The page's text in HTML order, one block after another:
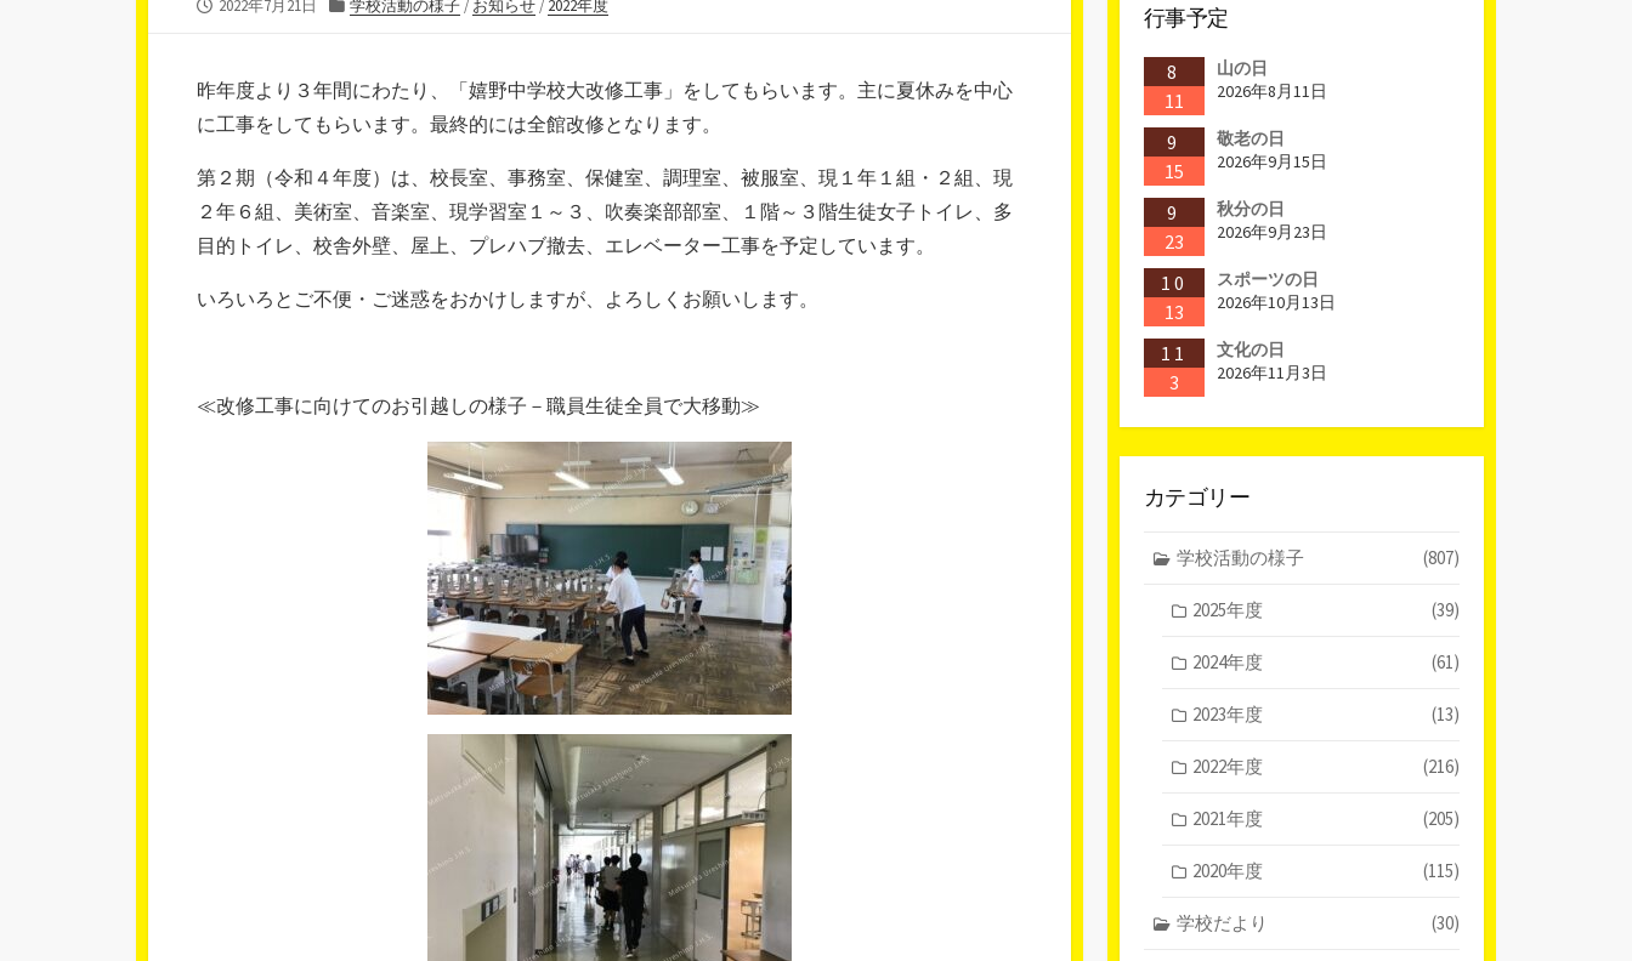
2022年7月21日
ー
学校活動の様子 /お知らせ /2022年度
昨年度より３年間にわたり、「嬉野中学校大改修工事」をしてもらいます。主に夏休みを中心
に工事をしてもらいます。最終的には全館改修となります。
第２期（令和４年度）は、校長室、事務室、保健室、調理室、被服室、現１年１組・２組、現
２年６組、美術室、音楽室、現学習室１～３、吹奏楽部部室、１階～３階生徒女子トイレ、多
目的トイレ、校舎外壁、屋上、プレハブ撤去、エレベーター工事を予定しています。
いろいろとご不便・ご迷惑をおかけしますが、よろしくお願いします。
≪改修工事に向けてのお引越しの様子－職員生徒全員で大移動≫
行事予定
8
11
山の日
2026年8月11日
9
15
敬老の日
2026年9月15日
9
23
秋分の日
2026年9月23日
10
13
スポーツの日
2026年10月13日
11
3
文化の日
2026年11月3日
カテゴリー
学校活動の様子 (807)
2025年度 (39)
2024年度 (61)
2023年度 (13)
2022年度 (216)
2021年度 (205)
2020年度 (115)
学校だより (30)